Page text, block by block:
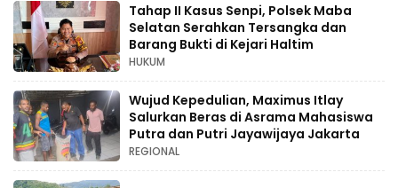
Tahap II Kasus Senpi, Polsek Maba
Selatan Serahkan Tersangka dan
Barang Bukti di Kejari Haltim
HUKUM
Wujud Kepedulian, Maximus Itlay
Salurkan Beras di Asrama Mahasiswa
Putra dan Putri Jayawijaya Jakarta
REGIONAL